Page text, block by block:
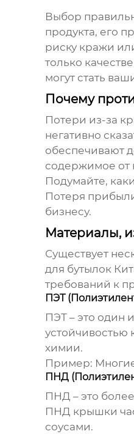
Выбор
продукта, его
риску кражи
только
могут стать
Почему
Потери из-за
негативно
обеспечивают
содержимое от
Подумайте,
Потеря
бизнесу.
Материалы,
Существует
для бутылок
требований к
ПЭТ
ПЭТ – это один
устойчивостью
химии.
Пример:
ПНД
ПНД – это
ПНД крышки
соусами.